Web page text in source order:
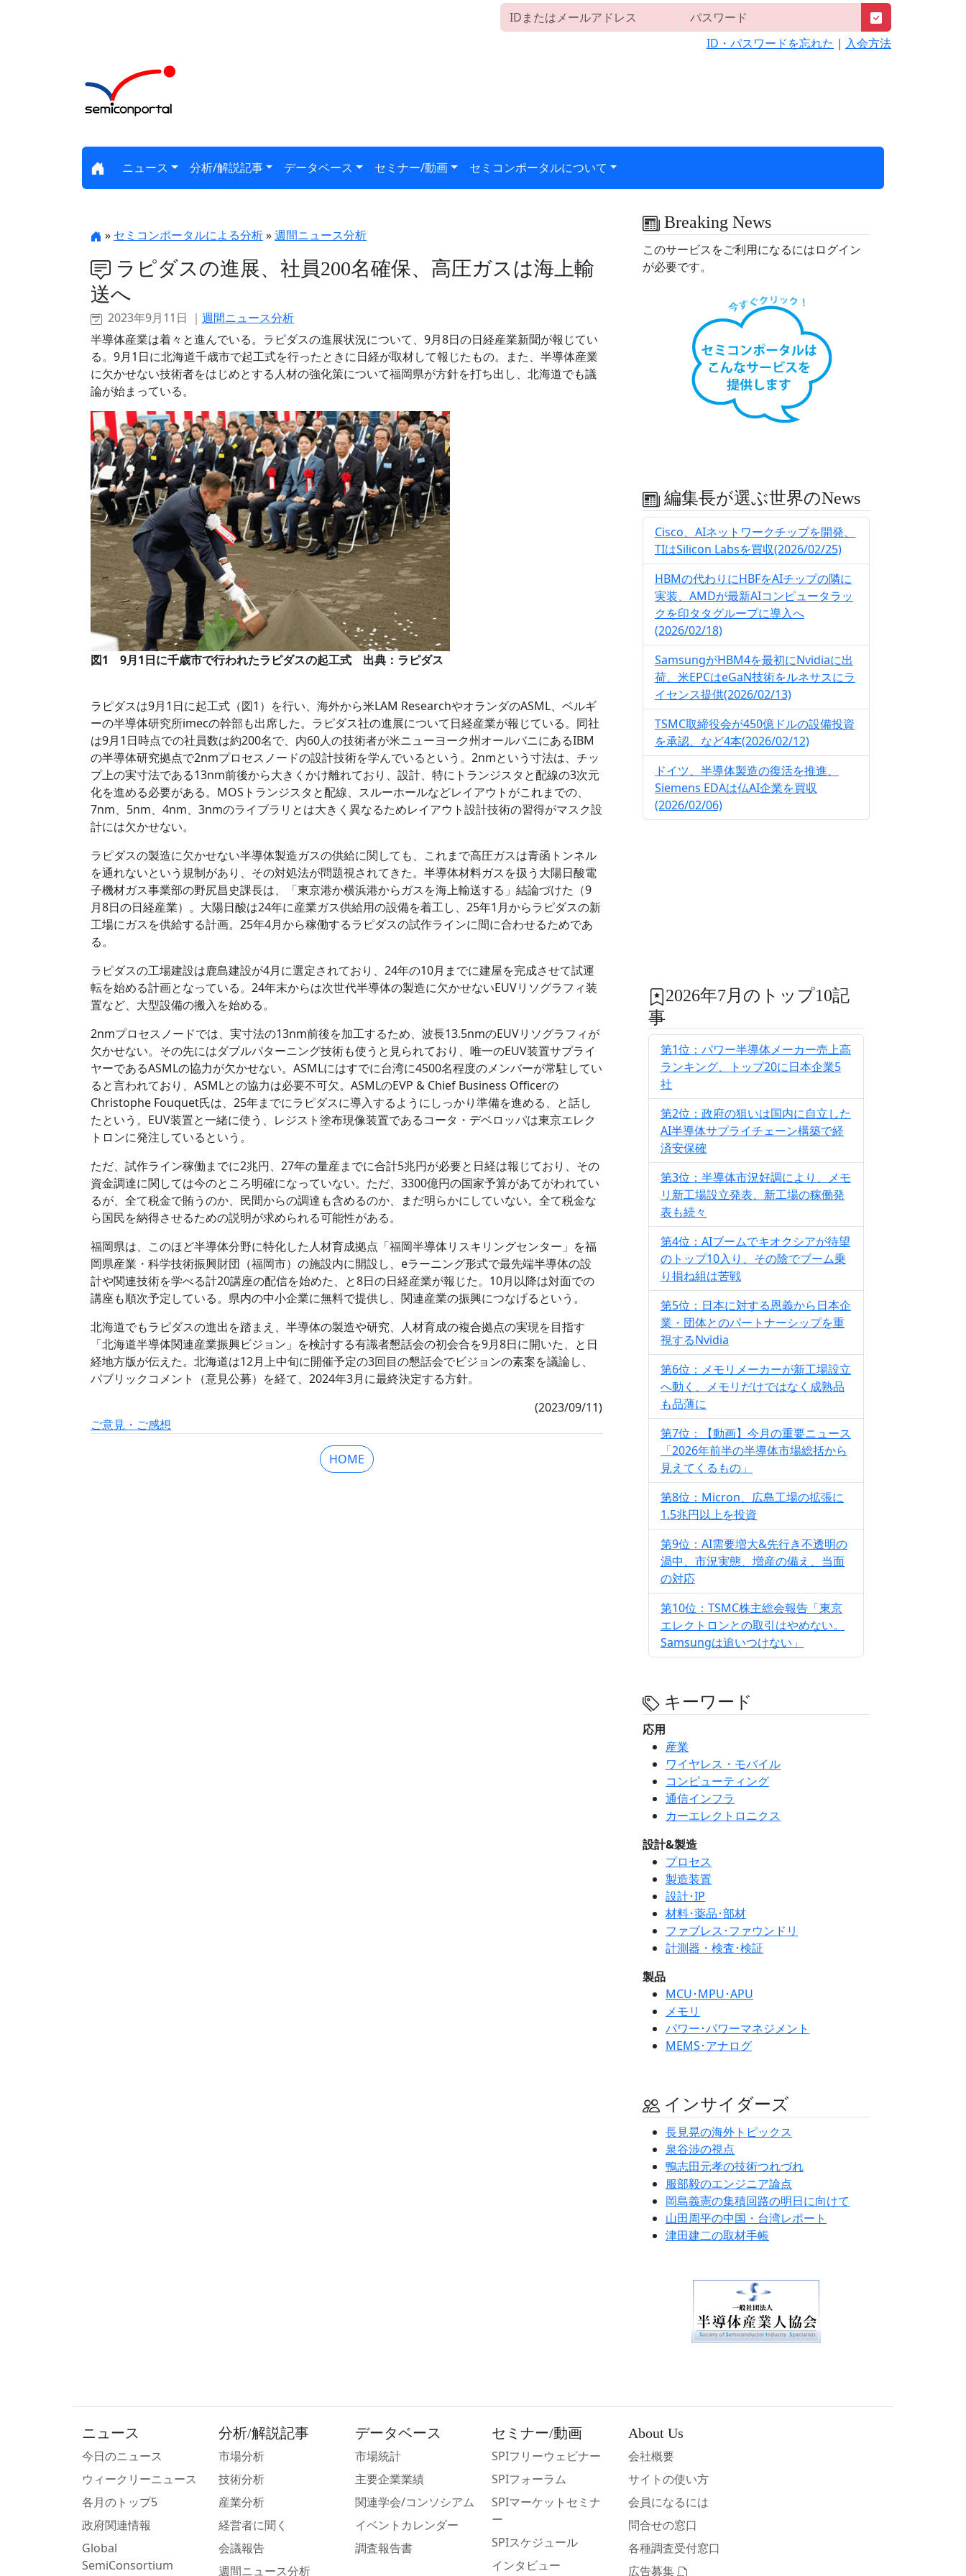
ID・パスワードを忘れた ｜ 入会方法
ニュース 分析/解説記事 データベース セミナー/動画 セミコンポータルについて
» セミコンポータルによる分析»週間ニュース分析
ラピダスの進展、社員200名確保、高圧ガスは海上輸
送へ
2023年9月11日 ｜ 週間ニュース分析
半導体産業は着々と進んでいる。ラピダスの進展状況について、9月8日の日経産業新聞が報じてい
る。9月1日に北海道千歳市で起工式を行ったときに日経が取材して報じたもの。また、半導体産業
に欠かせない技術者をはじめとする人材の強化策について福岡県が方針を打ち出し、北海道でも議
論が始まっている。
図1 9月1日に千歳市で行われたラピダスの起工式 出典：ラピダス
ラピダスは9月1日に起工式（図1）を行い、海外から米LAM ResearchやオランダのASML、ベルギ
ーの半導体研究所imecの幹部も出席した。ラピダス社の進展について日経産業が報じている。同社
は9月1日時点での社員数は約200名で、内60人の技術者が米ニューヨーク州オールバニにあるIBM
の半導体研究拠点で2nmプロセスノードの設計技術を学んでいるという。2nmという寸法は、チッ
プ上の実寸法である13nm前後から大きくかけ離れており、設計、特にトランジスタと配線の3次元
化を進める必要がある。MOSトランジスタと配線、スルーホールなどレイアウトがこれまでの、
7nm、5nm、4nm、3nmのライブラリとは大きく異なるためレイアウト設計技術の習得がマスク設
計には欠かせない。
ラピダスの製造に欠かせない半導体製造ガスの供給に関しても、これまで高圧ガスは青函トンネル
を通れないという規制があり、その対処法が問題視されてきた。半導体材料ガスを扱う大陽日酸電
子機材ガス事業部の野尻昌史課長は、「東京港か横浜港からガスを海上輸送する」結論づけた（9
月8日の日経産業）。大陽日酸は24年に産業ガス供給用の設備を着工し、25年1月からラピダスの新
工場にガスを供給する計画。25年4月から稼働するラピダスの試作ラインに間に合わせるためであ
る。
ラピダスの工場建設は鹿島建設が4月に選定されており、24年の10月までに建屋を完成させて試運
転を始める計画となっている。24年末からは次世代半導体の製造に欠かせないEUVリソグラフィ装
置など、大型設備の搬入を始める。
2nmプロセスノードでは、実寸法の13nm前後を加工するため、波長13.5nmのEUVリソグラフィが
欠かせない。その先にはダブルパターニング技術も使うと見られており、唯一のEUV装置サプライ
ヤーであるASMLの協力が欠かせない。ASMLにはすでに台湾に4500名程度のメンバーが常駐してい
ると言われており、ASMLとの協力は必要不可欠。ASMLのEVP & Chief Business Officerの
Christophe Fouquet氏は、25年までにラピダスに導入するようにしっかり準備を進める、と話し
たという。EUV装置と一緒に使う、レジスト塗布現像装置であるコータ・デベロッパは東京エレク
トロンに発注しているという。
ただ、試作ライン稼働までに2兆円、27年の量産までに合計5兆円が必要と日経は報じており、その
資金調達に関しては今のところ明確になっていない。ただ、3300億円の国家予算があてがわれてい
るが、全て税金で賄うのか、民間からの調達も含めるのか、まだ明らかにしていない。全て税金な
ら国民を納得させるための説明が求められる可能性がある。
福岡県は、このほど半導体分野に特化した人材育成拠点「福岡半導体リスキリングセンター」を福
岡県産業・科学技術振興財団（福岡市）の施設内に開設し、eラーニング形式で最先端半導体の設
計や関連技術を学べる計20講座の配信を始めた、と8日の日経産業が報じた。10月以降は対面での
講座も順次予定している。県内の中小企業に無料で提供し、関連産業の振興につなげるという。
北海道でもラピダスの進出を踏まえ、半導体の製造や研究、人材育成の複合拠点の実現を目指す
「北海道半導体関連産業振興ビジョン」を検討する有識者懇話会の初会合を9月8日に開いた、と日
経地方版が伝えた。北海道は12月上中旬に開催予定の3回目の懇話会でビジョンの素案を議論し、
パブリックコメント（意見公募）を経て、2024年3月に最終決定する方針。
(2023/09/11)
ご意見・ご感想
HOME
Breaking News
このサービスをご利用になるにはログイン
が必要です。
編集長が選ぶ世界のNews
Cisco、AIネットワークチップを開発、
TIはSilicon Labsを買収(2026/02/25)
HBMの代わりにHBFをAIチップの隣に
実装、AMDが最新AIコンピュータラッ
クを印タタグループに導入へ
(2026/02/18)
SamsungがHBM4を最初にNvidiaに出
荷、米EPCはeGaN技術をルネサスにラ
イセンス提供(2026/02/13)
TSMC取締役会が450億ドルの設備投資
を承認、など4本(2026/02/12)
ドイツ、半導体製造の復活を推進、
Siemens EDAは仏AI企業を買収
(2026/02/06)
2026年7月のトップ10記
事
第1位：パワー半導体メーカー売上高
ランキング、トップ20に日本企業5
社
第2位：政府の狙いは国内に自立した
AI半導体サプライチェーン構築で経
済安保確
第3位：半導体市況好調により、メモ
リ新工場設立発表、新工場の稼働発
表も続々
第4位：AIブームでキオクシアが待望
のトップ10入り、その陰でブーム乗
り損ね組は苦戦
第5位：日本に対する恩義から日本企
業・団体とのパートナーシップを重
視するNvidia
第6位：メモリメーカーが新工場設立
へ動く、メモリだけではなく成熟品
も品薄に
第7位：【動画】今月の重要ニュース
「2026年前半の半導体市場総括から
見えてくるもの」
第8位：Micron、広島工場の拡張に
1.5兆円以上を投資
第9位：AI需要増大&先行き不透明の
渦中、市況実態、増産の備え、当面
の対応
第10位：TSMC株主総会報告「東京
エレクトロンとの取引はやめない。
Samsungは追いつけない」
キーワード
応用
産業
ワイヤレス・モバイル
コンピューティング
通信インフラ
カーエレクトロニクス
設計&製造
プロセス
製造装置
設計･IP
材料･薬品･部材
ファブレス･ファウンドリ
計測器・検査･検証
製品
MCU･MPU･APU
メモリ
パワー･パワーマネジメント
MEMS･アナログ
インサイダーズ
長見晃の海外トピックス
泉谷渉の視点
鴨志田元孝の技術つれづれ
服部毅のエンジニア論点
岡島義憲の集積回路の明日に向けて
山田周平の中国・台湾レポート
津田建二の取材手帳
ニュース
今日のニュース
ウィークリーニュース
各月のトップ5
政府関連情報
Global
SemiConsortium
分析/解説記事
市場分析
技術分析
産業分析
経営者に聞く
会議報告
週間ニュース分析
データベース
市場統計
主要企業業績
関連学会/コンソシアム
イベントカレンダー
調査報告書
セミナー/動画
SPIフリーウェビナー
SPIフォーラム
SPIマーケットセミナ
ー
SPIスケジュール
インタビュー
About Us
会社概要
サイトの使い方
会員になるには
問合せの窓口
各種調査受付窓口
広告募集